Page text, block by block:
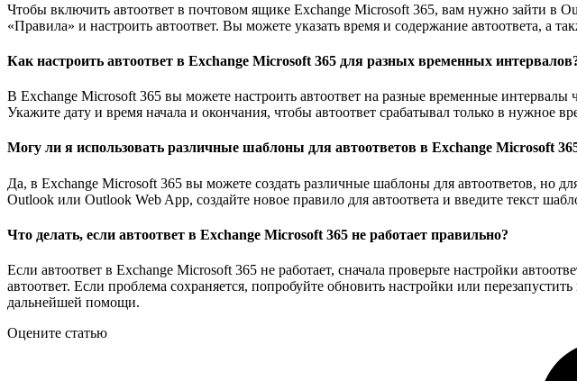
Чтобы включить автоответ в почтовом ящике Exchange Microsoft 365, вам нужно зайти в
«Правила» и настроить автоответ. Вы можете указать время и содержание автоответа, а
Как настроить автоответ в Exchange Microsoft 365 для разных временных
В Exchange Microsoft 365 вы можете настроить автоответ на разные временные
Укажите дату и время начала и окончания, чтобы автоответ срабатывал только в
Могу ли я использовать различные шаблоны для автоответов в Exchange Microsoft
Да, в Exchange Microsoft 365 вы можете создать различные шаблоны для автоответов, но
Outlook или Outlook Web App, создайте новое правило для автоответа и введите текст
Что делать, если автоответ в Exchange Microsoft 365 не работает правильно?
Если автоответ в Exchange Microsoft 365 не работает, сначала проверьте настройки
автоответ. Если проблема сохраняется, попробуйте обновить настройки или
дальнейшей помощи.
Оцените статью